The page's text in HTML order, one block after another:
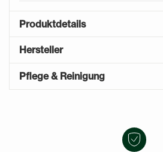
Produktdetails
Hersteller
Pflege & Reinigung